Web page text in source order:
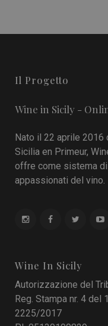
Il Progetto
Wine in Sicily -
Nato il 22 aprile 2016
Sicilia en Primeur,
offre come sistema
appassionati del vino.
Wine In Sicily
Autorizzazione del
Reg. Stampa nr. 4 del
2225/2017